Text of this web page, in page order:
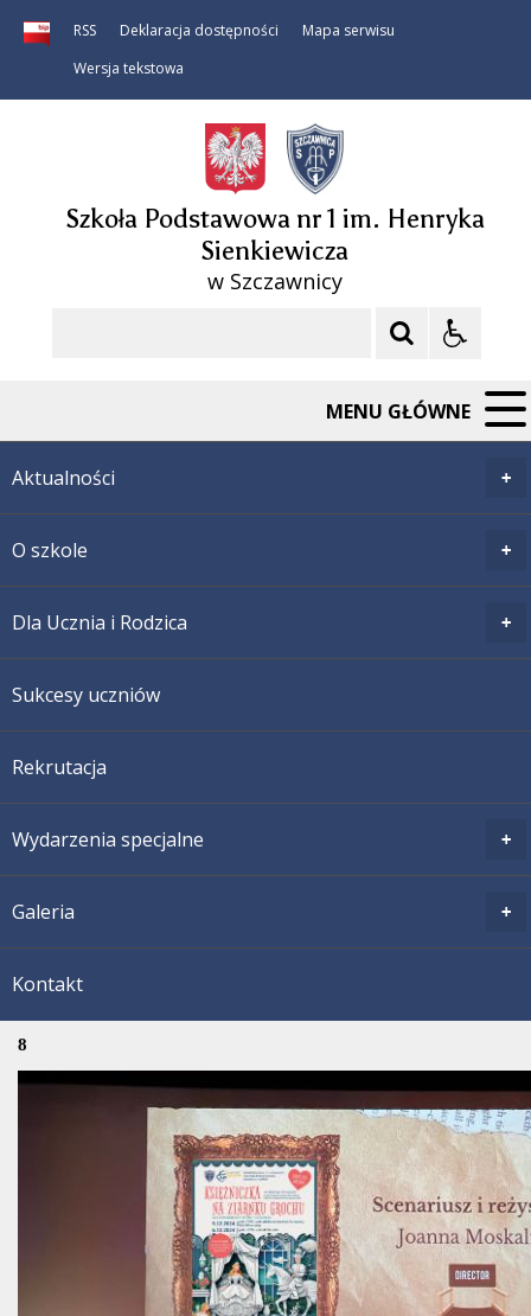
RSS Deklaracja dostępności
Mapa serwisu
Wersja tekstowa
Szkoła Podstawowa nr 1 im. Henryka
Sienkiewicza
w Szczawnicy
MENU GŁÓWNE
Aktualności
O szkole
Dla Ucznia i Rodzica
Sukcesy uczniów
Rekrutacja
Wydarzenia specjalne
Galeria
Kontakt
8